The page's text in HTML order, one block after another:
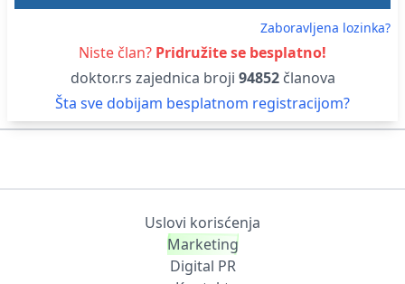
Zaboravljena lozinka?
Niste član? Pridružite se besplatno!
doktor.rs zajednica broji 94852članova
Šta sve dobijam besplatnom registracijom?
Uslovi korisćenja
Marketing
Digital PR